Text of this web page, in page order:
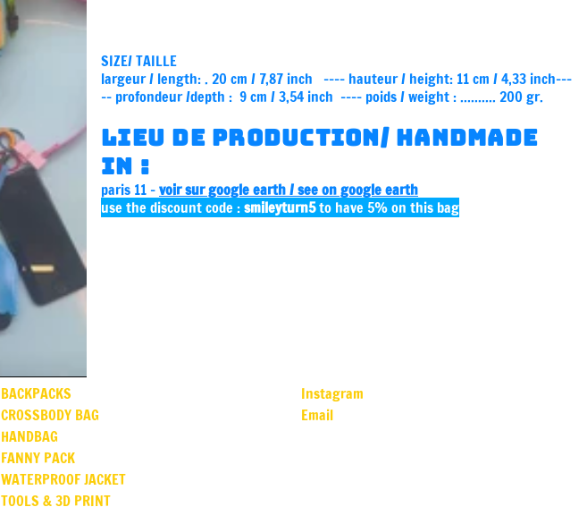
SIZE/ TAILLE
largeur / length: . 20 cm / 7,87 inch ---- hauteur / height: 11 cm / 4,33 inch---
-- profondeur /depth : 9 cm / 3,54 inch ---- poids / weight : .......... 200 gr.
lieu de production/ handmade
in :
paris 11 -voir sur google earth / see on google earth
use the discount code :smileyturn5to have 5% on this bag
BACKPACKS
CROSSBODY BAG
HANDBAG
FANNY PACK
WATERPROOF JACKET
TOOLS & 3D PRINT
Instagram
Email